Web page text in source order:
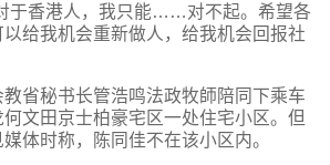
于香港人，我只能……对不起。希望各
给我机会重新做人，给我机会回报社
省秘书长管浩鸣法政牧師陪同下乘车
文田京士柏豪宅区一处住宅小区。但
体时称，陈同佳不在该小区内。